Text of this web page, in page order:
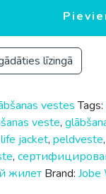
līzingā
vestes Tags:
veste,
life jacket,peldveste
,
жилет Brand: